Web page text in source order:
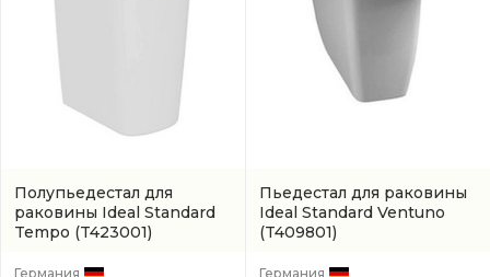
Полупьедестал для
раковины Ideal Standard
Tempo (T423001)
Германия
Пьедестал для раковины
Ideal Standard Ventuno
(T409801)
Германия